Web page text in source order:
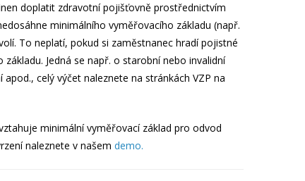
doplatit zdravotní pojišťovně prostřednictvím
minimálního vyměřovacího základu (např.
To neplatí, pokud si zaměstnanec hradí pojistné
Jedná se např. o starobní nebo invalidní
celý výčet naleznete na stránkách VZP na
minimální vyměřovací základ pro odvod
naleznete v našem demo.